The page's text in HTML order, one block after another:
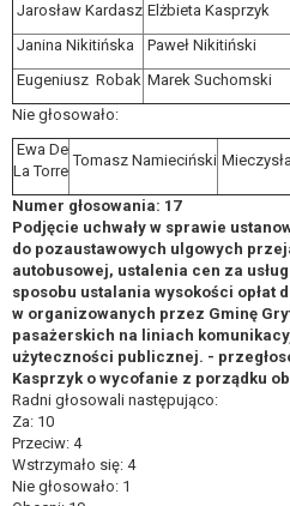
Jarosław Kardasz Elżbieta Kasprzyk
Janina Nikitińska
Paweł Nikitiński
Eugeniusz Robak Marek Suchomski
Nie głosowało:
Ewa De
La Torre
Tomasz Namieciński
Numer głosowania: 17
Podjęcie uchwały w sprawie
do pozaustawowych ulgowych
autobusowej, ustalenia cen za
sposobu ustalania wysokości opłat
w organizowanych przez Gminę
pasażerskich na liniach
użyteczności publicznej. -
Kasprzyk o wycofanie z porządku
Radni głosowali następująco:
Za: 10
Przeciw: 4
Wstrzymało się: 4
Nie głosowało: 1